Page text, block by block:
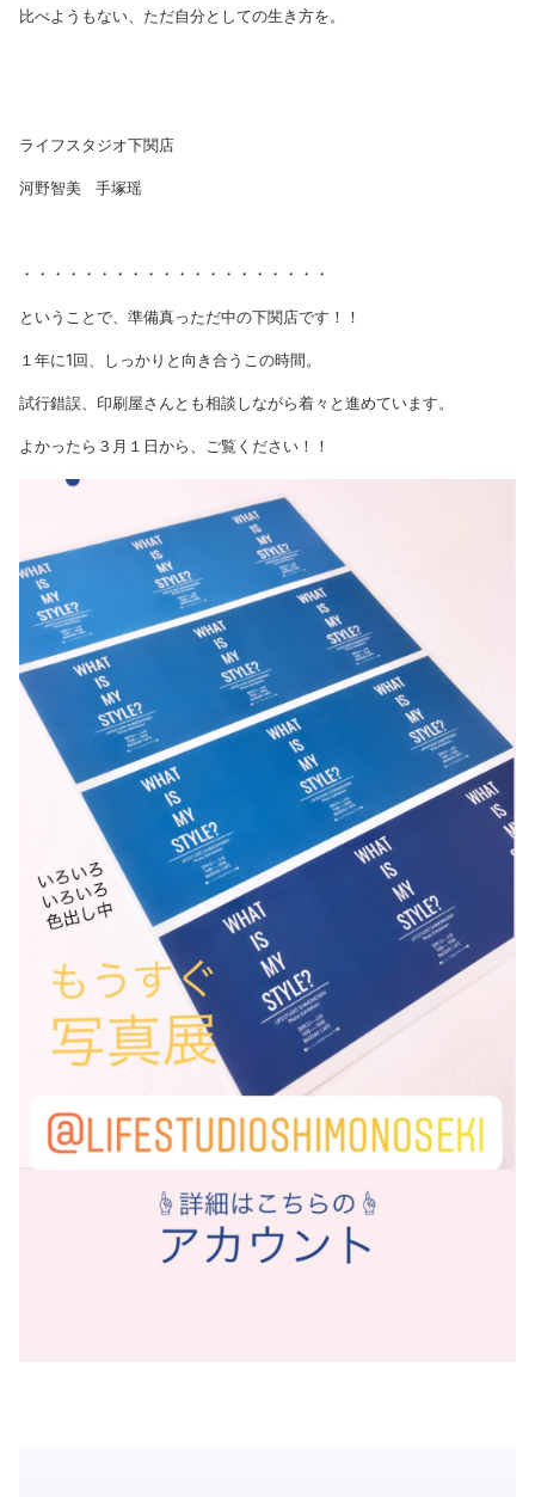
比べようもない、ただ自分としての生き方を。
ライフスタジオ下関店
河野智美 手塚瑶
・・・・・・・・・・・・・・・・・・・・
ということで、準備真っただ中の下関店です！！
１年に1回、しっかりと向き合うこの時間。
試行錯誤、印刷屋さんとも相談しながら着々と進めています。
よかったら３月１日から、ご覧ください！！